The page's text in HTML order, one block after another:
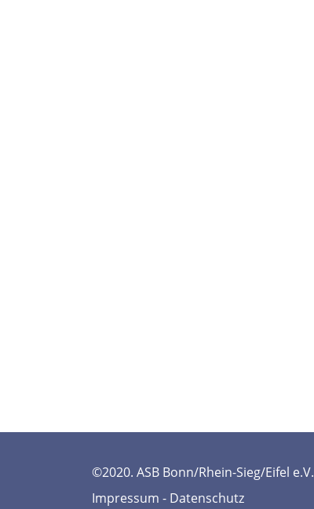
©2020. ASB Bonn/Rhein-Sieg/Eifel e.V.
Impressum - Datenschutz